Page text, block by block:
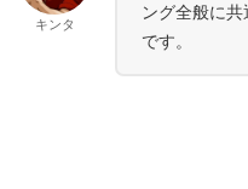
キンタ
ング全般に
です。